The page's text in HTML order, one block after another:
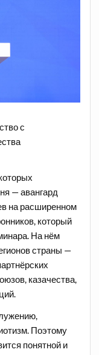
с
— авангард
на расширенном
который
На нём
страны —
казачества,
Поэтому
понятной и